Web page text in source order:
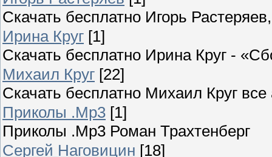
Скачать бесплатно Игорь
Ирина Круг [1]
Скачать бесплатно Ирина Круг -
Михаил Круг [22]
Скачать бесплатно Михаил Круг
Приколы .Mp3 [1]
Приколы .Mp3 Роман Трахтенберг
Сергей Наговицин [18]